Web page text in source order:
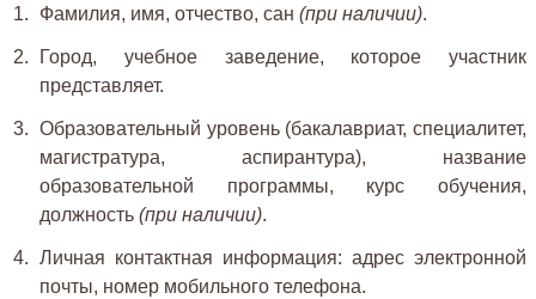
Фамилия, имя, отчество, сан (при наличии).
Город, учебное заведение, которое участник
представляет.
Образовательный уровень (бакалавриат, специалитет,
магистратура, аспирантура), название
образовательной программы, курс обучения,
должность (при наличии).
Личная контактная информация: адрес электронной
почты, номер мобильного телефона.